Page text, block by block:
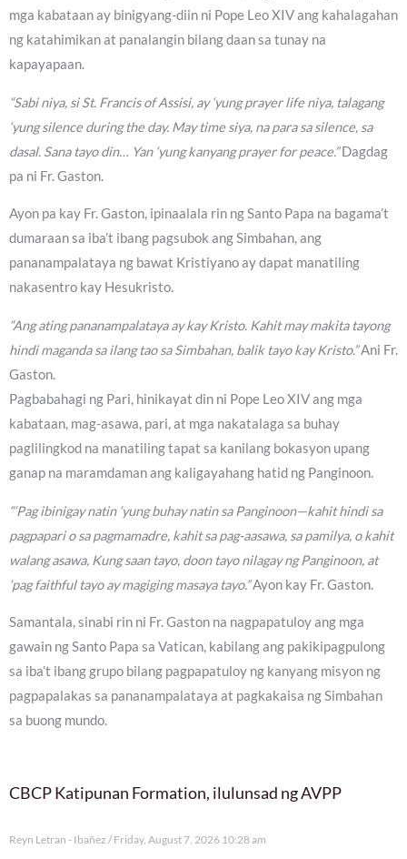
mga kabataan ay binigyang-diin ni Pope Leo XIV ang kahalagahan
ng katahimikan at panalangin bilang daan sa tunay na
kapayapaan.
“Sabi niya, si St. Francis of Assisi, ay ‘yung prayer life niya, talagang
‘yung silence during the day. May time siya, na para sa silence, sa
dasal. Sana tayo din… Yan ‘yung kanyang prayer for peace.”Dagdag
pa ni Fr. Gaston.
Ayon pa kay Fr. Gaston, ipinaalala rin ng Santo Papa na bagama’t
dumaraan sa iba’t ibang pagsubok ang Simbahan, ang
pananampalataya ng bawat Kristiyano ay dapat manatiling
nakasentro kay Hesukristo.
“Ang ating pananampalataya ay kay Kristo. Kahit may makita tayong
hindi maganda sa ilang tao sa Simbahan, balik tayo kay Kristo.”Ani Fr.
Gaston.
Pagbabahagi ng Pari, hinikayat din ni Pope Leo XIV ang mga
kabataan, mag-asawa, pari, at mga nakatalaga sa buhay
paglilingkod na manatiling tapat sa kanilang bokasyon upang
ganap na maramdaman ang kaligayahang hatid ng Panginoon.
“‘Pag ibinigay natin ‘yung buhay natin sa Panginoon—kahit hindi sa
pagpapari o sa pagmamadre, kahit sa pag-aasawa, sa pamilya, o kahit
walang asawa, Kung saan tayo, doon tayo nilagay ng Panginoon, at
‘pag faithful tayo ay magiging masaya tayo.”Ayon kay Fr. Gaston.
Samantala, sinabi rin ni Fr. Gaston na nagpapatuloy ang mga
gawain ng Santo Papa sa Vatican, kabilang ang pakikipagpulong
sa iba’t ibang grupo bilang pagpapatuloy ng kanyang misyon ng
pagpapalakas sa pananampalataya at pagkakaisa ng Simbahan
sa buong mundo.
CBCP Katipunan Formation, ilulunsad ng AVPP
Reyn Letran - Ibañez Friday, August 7, 2026 10:28 am